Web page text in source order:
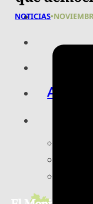
ARTE,
NOTICIAS•